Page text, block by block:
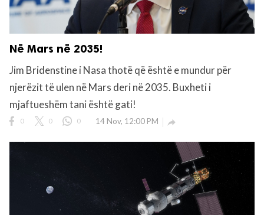
Në Mars në 2035!
Jim Bridenstine i Nasa thotë që është e mundur për
njerëzit të ulen në Mars deri në 2035. Buxheti i
mjaftueshëm tani është gati!
0 0 0 14 Nov, 12:00 PM 